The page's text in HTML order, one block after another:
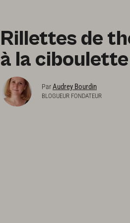
Rillettes de
à la ciboulette
ParAudrey Bourdin
BLOGUEUR FONDATEUR